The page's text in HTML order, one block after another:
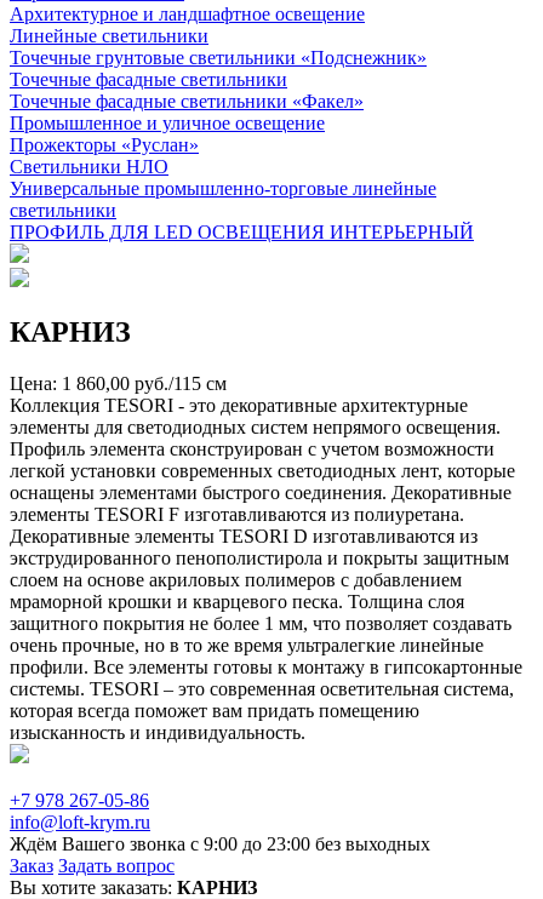
Архитектурное и ландшафтное освещение
Линейные светильники
Точечные грунтовые светильники «Подснежник»
Точечные фасадные светильники
Точечные фасадные светильники «Факел»
Промышленное и уличное освещение
Прожекторы «Руслан»
Светильники НЛО
Универсальные промышленно-торговые линейные
светильники
ПРОФИЛЬ ДЛЯ LED ОСВЕЩЕНИЯ ИНТЕРЬЕРНЫЙ
КАРНИЗ
Цена: 1 860,00 руб./115 см
Коллекция TESORI - это декоративные архитектурные
элементы для светодиодных систем непрямого освещения.
Профиль элемента сконструирован с учетом возможности
легкой установки современных светодиодных лент, которые
оснащены элементами быстрого соединения. Декоративные
элементы TESORI F изготавливаются из полиуретана.
Декоративные элементы TESORI D изготавливаются из
экструдированного пенополистирола и покрыты защитным
слоем на основе акриловых полимеров с добавлением
мраморной крошки и кварцевого песка. Толщина слоя
защитного покрытия не более 1 мм, что позволяет создавать
очень прочные, но в то же время ультралегкие линейные
профили. Все элементы готовы к монтажу в гипсокартонные
системы. TESORI – это современная осветительная система,
которая всегда поможет вам придать помещению
изысканность и индивидуальность.
+7 978 267-05-86
info@loft-krym.ru
Ждём Вашего звонка с 9:00 до 23:00 без выходных
Заказ Задать вопрос
Вы хотите заказать: КАРНИЗ